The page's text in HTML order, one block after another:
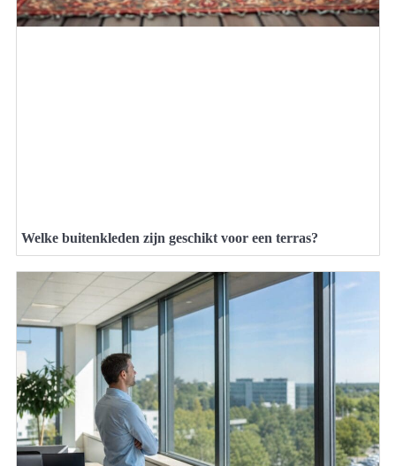
Welke buitenkleden zijn geschikt voor een terras?